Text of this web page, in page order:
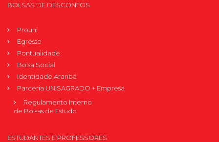
BOLSAS DE DESCONTOS
Prouni
Egresso
Pontualidade
Bolsa Social
Identidade Araribá
Parceria UNISAGRADO + Empresa
Regulamento Interno
de Bolsas de Estudo
ESTUDANTES E PROFESSORES